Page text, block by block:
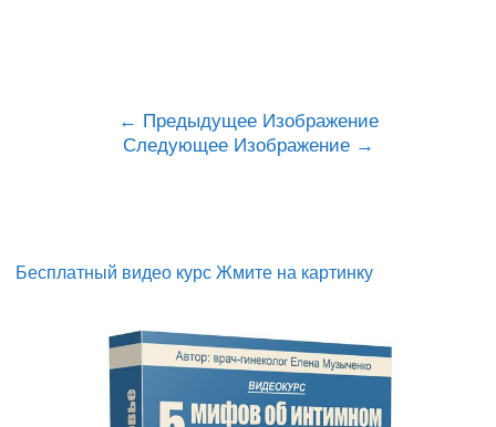
Предыдущее Изображение
Следующее Изображение
Бесплатный видео курс Жмите на картинку